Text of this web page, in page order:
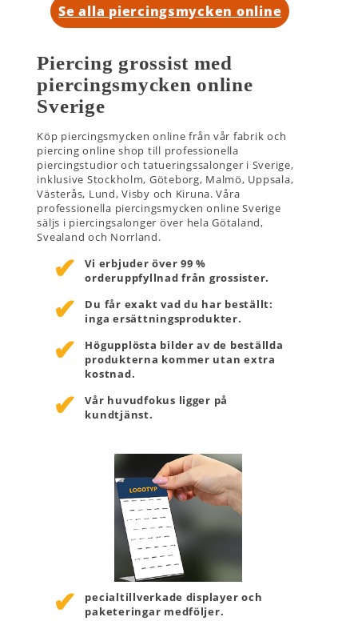
Se alla piercingsmycken online
Piercing grossist med
piercingsmycken online
Sverige
Köp piercingsmycken online från vår fabrik och
piercing online shop till professionella
piercingstudior och tatueringssalonger i Sverige,
inklusive Stockholm, Göteborg, Malmö, Uppsala,
Västerås, Lund, Visby och Kiruna. Våra
professionella piercingsmycken online Sverige
säljs i piercingsalonger över hela Götaland,
Svealand och Norrland.
Vi erbjuder över 99 %
orderuppfyllnad från grossister.
Du får exakt vad du har beställt:
inga ersättningsprodukter.
Högupplösta bilder av de beställda
produkterna kommer utan extra
kostnad.
Vår huvudfokus ligger på
kundtjänst.
pecialtillverkade displayer och
paketeringar medföljer.